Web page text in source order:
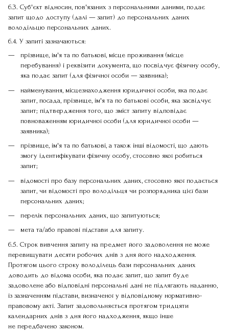
6.3. Суб'єкт відносин, пов'язаних з персональними даними, подає
запит щодо доступу (далі — запит) до персональних даних
володільцю персональних даних.
6.4. У запиті зазначаються:
прізвище, ім'я та по батькові, місце проживання (місце
перебування) і реквізити документа, що посвідчує фізичну особу,
яка подає запит (для фізичної особи — заявника);
найменування, місцезнаходження юридичної особи, яка подає
запит, посада, прізвище, ім'я та по батькові особи, яка засвідчує
запит; підтвердження того, що зміст запиту відповідає
повноваженням юридичної особи (для юридичної особи —
заявника);
прізвище, ім'я та по батькові, а також інші відомості, що дають
змогу ідентифікувати фізичну особу, стосовно якої робиться
запит;
відомості про базу персональних даних, стосовно якої подається
запит, чи відомості про володільця чи розпорядника цієї бази
персональних даних;
перелік персональних даних, що запитуються;
мета та/або правові підстави для запиту.
6.5. Строк вивчення запиту на предмет його задоволення не може
перевищувати десяти робочих днів з дня його надходження.
Протягом цього строку володілець бази персональних даних
доводить до відома особи, яка подає запит, що запит буде
задоволене або відповідні персональні дані не підлягають наданню,
із зазначенням підстави, визначеної у відповідному нормативно-
правовому акті. Запит задовольняється протягом тридцяти
календарних днів з дня його надходження, якщо інше
не передбачено законом.